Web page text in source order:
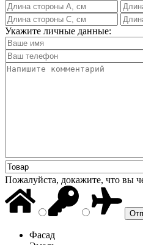
Укажите личные данные:
Пожалуйста, докажите, что вы
Фасад